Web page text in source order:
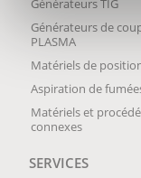
Générateurs TIG
Générateurs de
PLASMA
Matériels de
Aspiration de
Matériels et
connexes
SERVICES